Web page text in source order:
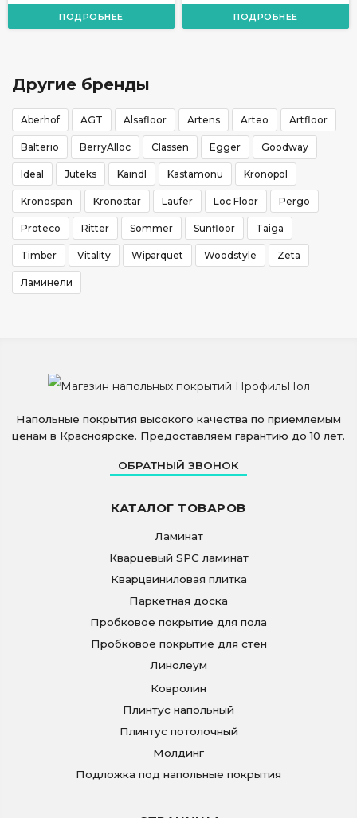
ПОДРОБНЕЕ ПОДРОБНЕЕ
Другие бренды
Aberhof AGT Alsafloor Artens Arteo Artfloor
Balterio BerryAlloc Classen Egger Goodway
Ideal Juteks Kaindl Kastamonu Kronopol
Kronospan Kronostar Laufer Loc Floor Pergo
Proteco Ritter Sommer Sunfloor Taiga
Timber Vitality Wiparquet Woodstyle Zeta
Ламинели
Напольные покрытия высокого качества по приемлемым
ценам в Красноярске. Предоставляем гарантию до 10 лет.
ОБРАТНЫЙ ЗВОНОК
КАТАЛОГ ТОВАРОВ
Ламинат
Кварцевый SPC ламинат
Кварцвиниловая плитка
Паркетная доска
Пробковое покрытие для пола
Пробковое покрытие для стен
Линолеум
Ковролин
Плинтус напольный
Плинтус потолочный
Молдинг
Подложка под напольные покрытия